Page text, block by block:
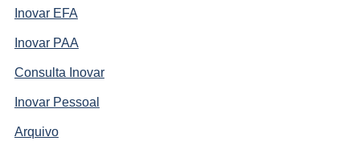
Inovar EFA
Inovar PAA
Consulta Inovar
Inovar Pessoal
Arquivo